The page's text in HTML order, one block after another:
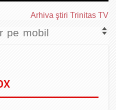
Arhiva ştiri Trinitas TV
pe mobil